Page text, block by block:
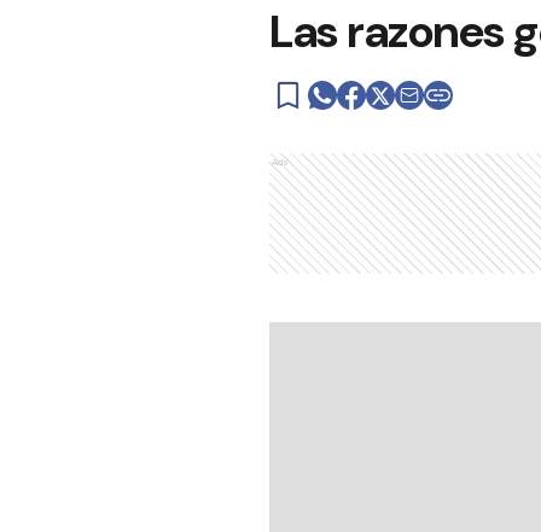
Las razones
Ads